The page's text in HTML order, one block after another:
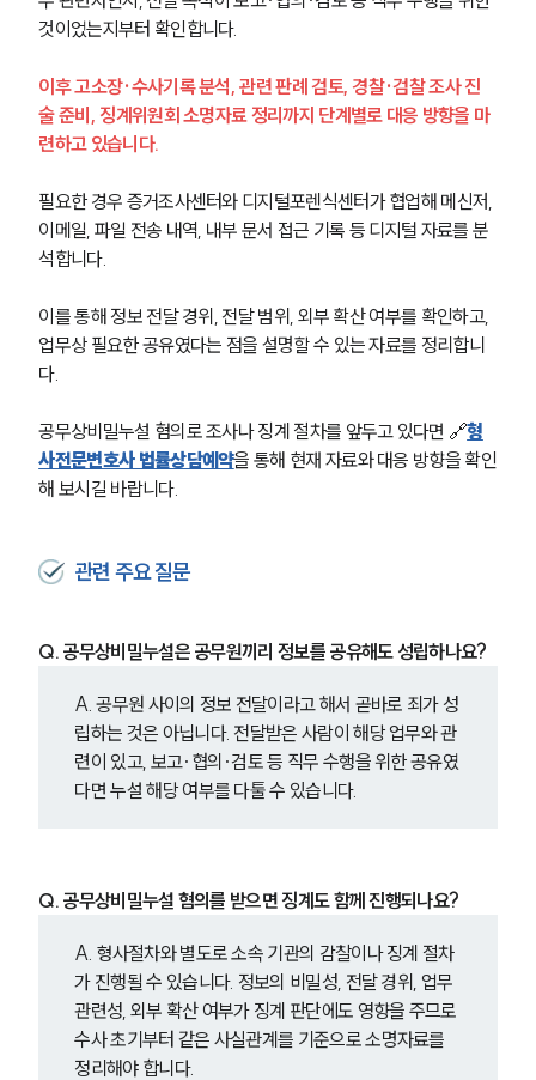
것이었는지부터 확인합니다.
이후 고소장·수사기록 분석, 관련 판례 검토, 경찰·검찰 조사 진
술 준비, 징계위원회 소명자료 정리까지 단계별로 대응 방향을 마
련하고 있습니다.
필요한 경우 증거조사센터와 디지털포렌식센터가 협업해 메신저,
이메일, 파일 전송 내역, 내부 문서 접근 기록 등 디지털 자료를 분
석합니다.
이를 통해 정보 전달 경위, 전달 범위, 외부 확산 여부를 확인하고,
업무상 필요한 공유였다는 점을 설명할 수 있는 자료를 정리합니
다.
공무상비밀누설 혐의로 조사나 징계 절차를 앞두고 있다면 🔗형
사전문변호사 법률상담예약을 통해 현재 자료와 대응 방향을 확인
해 보시길 바랍니다.
관련 주요 질문
Q. 공무상비밀누설은 공무원끼리 정보를 공유해도 성립하나요?
A. 공무원 사이의 정보 전달이라고 해서 곧바로 죄가 성
립하는 것은 아닙니다. 전달받은 사람이 해당 업무와 관
련이 있고, 보고·협의·검토 등 직무 수행을 위한 공유였
다면 누설 해당 여부를 다툴 수 있습니다.
Q. 공무상비밀누설 혐의를 받으면 징계도 함께 진행되나요?
A. 형사절차와 별도로 소속 기관의 감찰이나 징계 절차
가 진행될 수 있습니다. 정보의 비밀성, 전달 경위, 업무
관련성, 외부 확산 여부가 징계 판단에도 영향을 주므로
수사 초기부터 같은 사실관계를 기준으로 소명자료를
정리해야 합니다.